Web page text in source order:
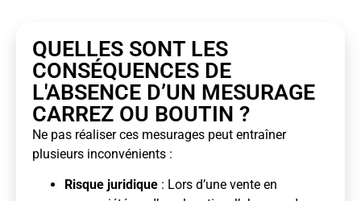
QUELLES SONT LES
CONSÉQUENCES DE
L'ABSENCE D’UN MESURAGE
CARREZ OU BOUTIN ?
Ne pas réaliser ces mesurages peut entraîner
plusieurs inconvénients :
Risque juridique : Lors d’une vente en